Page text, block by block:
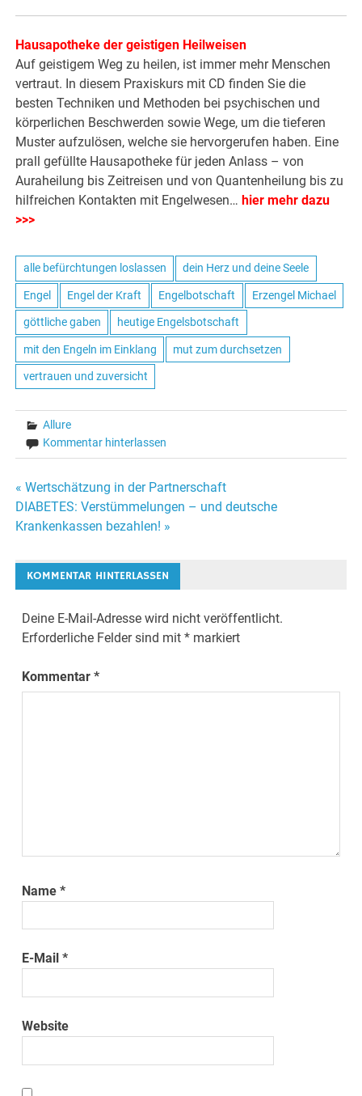
Hausapotheke der geistigen Heilweisen
Auf geistigem Weg zu heilen, ist immer mehr Menschen
vertraut. In diesem Praxiskurs mit CD finden Sie die
besten Techniken und Methoden bei psychischen und
körperlichen Beschwerden sowie Wege, um die tieferen
Muster aufzulösen, welche sie hervorgerufen haben. Eine
prall gefüllte Hausapotheke für jeden Anlass – von
Auraheilung bis Zeitreisen und von Quantenheilung bis zu
hilfreichen Kontakten mit Engelwesen… hier mehr dazu
>>>
alle befürchtungen loslassen dein Herz und deine Seele
Engel Engel der Kraft Engelbotschaft Erzengel Michael
göttliche gaben heutige Engelsbotschaft
mit den Engeln im Einklang mut zum durchsetzen
vertrauen und zuversicht
Allure
Kommentar hinterlassen
Beitrags-
« Wertschätzung in der Partnerschaft
DIABETES: Verstümmelungen – und deutsche
Krankenkassen bezahlen! »
KOMMENTAR HINTERLASSEN
Deine E-Mail-Adresse wird nicht veröffentlicht.
Erforderliche Felder sind mit* markiert
Kommentar*
Name*
E-Mail*
Website